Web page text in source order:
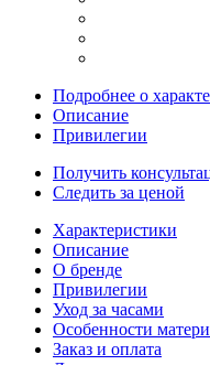
Подробнее о
Описание
Привилегии
Получить
Следить за ценой
Характеристики
Описание
О бренде
Привилегии
Уход за часами
Особенности
Заказ и оплата